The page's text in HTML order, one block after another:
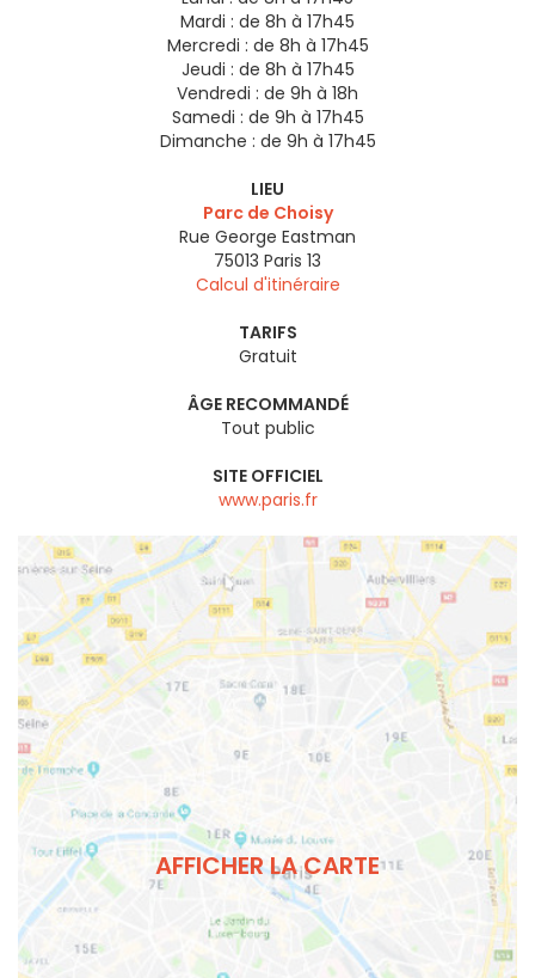
Mardi : de 8h à 17h45
Mercredi : de 8h à 17h45
Jeudi : de 8h à 17h45
Vendredi : de 9h à 18h
Samedi : de 9h à 17h45
Dimanche : de 9h à 17h45
LIEU
Parc de Choisy
Rue George Eastman
75013 Paris 13
Calcul d'itinéraire
TARIFS
Gratuit
ÂGE RECOMMANDÉ
Tout public
SITE OFFICIEL
www.paris.fr
AFFICHER LA CARTE